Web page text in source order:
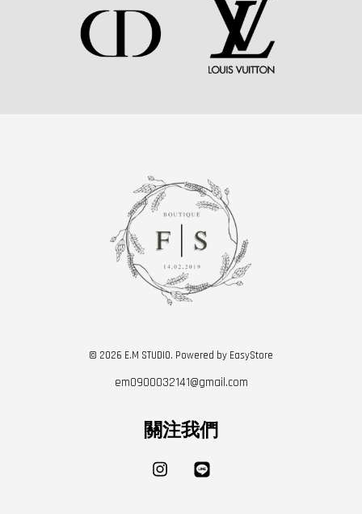
© 2026 E.M STUDIO. Powered by EasyStore
em0900032141@gmail.com
關注我們
Instagram